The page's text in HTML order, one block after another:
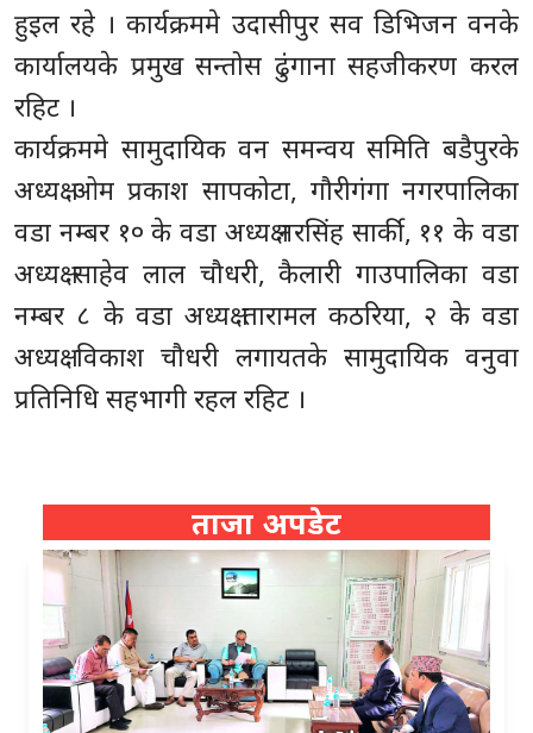
हुइल रहे । कार्यक्रममे उदासीपुर सव डिभिजन वनके
कार्यालयके प्रमुख सन्तोस ढुंगाना सहजीकरण करल
रहिट ।
कार्यक्रममे सामुदायिक वन समन्वय समिति बडैपुरके
अध्यक्ष ओम प्रकाश सापकोटा, गौरीगंगा नगरपालिका
वडा नम्बर १० के वडा अध्यक्ष नरसिंह सार्की, ११ के वडा
अध्यक्ष साहेव लाल चौधरी, कैलारी गाउपालिका वडा
नम्बर ८ के वडा अध्यक्ष तारामल कठरिया, २ के वडा
अध्यक्ष विकाश चौधरी लगायतके सामुदायिक वनुवा
प्रतिनिधि सहभागी रहल रहिट ।
ताजा अपडेट